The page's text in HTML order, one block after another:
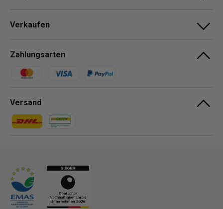
Verkaufen
Zahlungsarten
Zahlungsmethoden
Versand
Zahlungsmethoden
Zahlungsmethoden